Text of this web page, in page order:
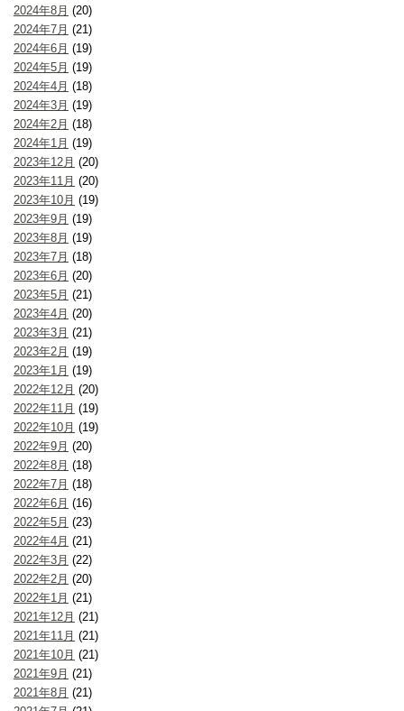
2024年8月 (20)
2024年7月 (21)
2024年6月 (19)
2024年5月 (19)
2024年4月 (18)
2024年3月 (19)
2024年2月 (18)
2024年1月 (19)
2023年12月 (20)
2023年11月 (20)
2023年10月 (19)
2023年9月 (19)
2023年8月 (19)
2023年7月 (18)
2023年6月 (20)
2023年5月 (21)
2023年4月 (20)
2023年3月 (21)
2023年2月 (19)
2023年1月 (19)
2022年12月 (20)
2022年11月 (19)
2022年10月 (19)
2022年9月 (20)
2022年8月 (18)
2022年7月 (18)
2022年6月 (16)
2022年5月 (23)
2022年4月 (21)
2022年3月 (22)
2022年2月 (20)
2022年1月 (21)
2021年12月 (21)
2021年11月 (21)
2021年10月 (21)
2021年9月 (21)
2021年8月 (21)